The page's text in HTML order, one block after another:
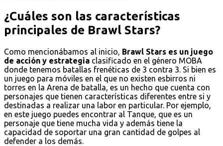
¿Cuáles son las características
principales de Brawl Stars?
Como mencionábamos al inicio, Brawl Stars es un juego
de acción y estrategia clasificado en el género MOBA
donde tenemos batallas frenéticas de 3 contra 3. Si bien es
un juego para móviles en el que no existen esbirros ni
torres en la Arena de batalla, es un hecho que cuenta con
personajes que tienen características diferentes entre si y
destinadas a realizar una labor en particular. Por ejemplo,
en este juego puedes encontrar al Tanque, que es un
personaje que tiene mucha vida y además tiene la
capacidad de soportar una gran cantidad de golpes al
defender a los demás.